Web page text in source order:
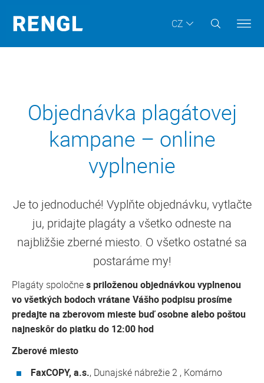
CZ
Objednávka plagátovej
kampane – online
vyplnenie
Je to jednoduché! Vyplňte objednávku, vytlačte
ju, pridajte plagáty a všetko odneste na
najbližšie zberné miesto. O všetko ostatné sa
postaráme my!
Plagáty spoločnes priloženou objednávkou vyplnenou
vo všetkých bodoch vrátane Vášho podpisu prosíme
predajte na zberovom mieste buď osobne alebo poštou
najneskôr do piatku do 12:00 hod
Zberové miesto
FaxCOPY, a.s., Dunajské nábrežie 2 , Komárno